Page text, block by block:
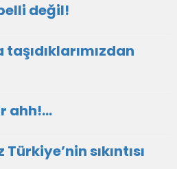
değil!
taşıdıklarımızdan
ahh!…
sıkıntısı